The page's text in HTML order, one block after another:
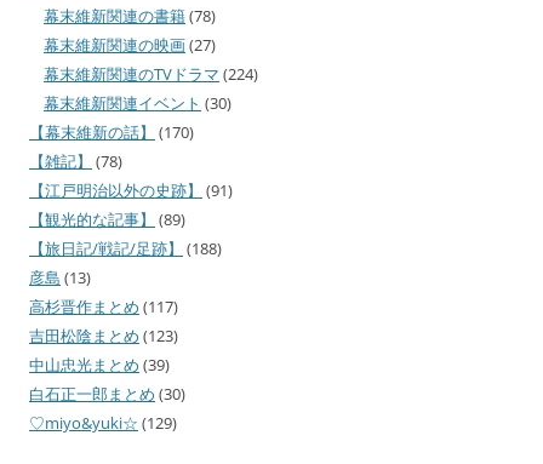
幕末維新関連の書籍(78)
幕末維新関連の映画(27)
幕末維新関連のTVドラマ (224)
幕末維新関連イベント (30)
【幕末維新の話】
(170)
【雑記】
(78)
【江戸明治以外の史跡】
(91)
【観光的な記事】
(89)
【旅日記/戦記/足跡】
(188)
彦島 (13)
高杉晋作まとめ (117)
吉田松陰まとめ (123)
中山忠光まとめ (39)
白石正一郎まとめ (30)
♡miyo&yuki☆ (129)